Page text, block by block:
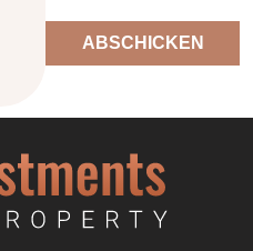
ABSCHICKEN